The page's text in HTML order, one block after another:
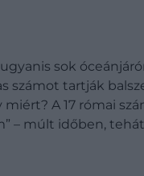
sok
számot tartják
A 17 római
– múlt időben,